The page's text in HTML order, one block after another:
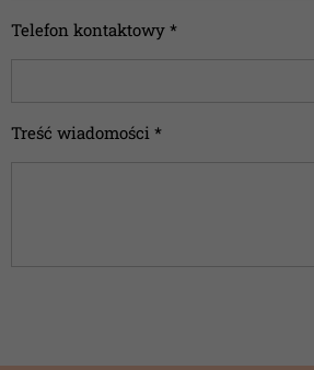
Telefon kontaktowy *
Treść wiadomości *